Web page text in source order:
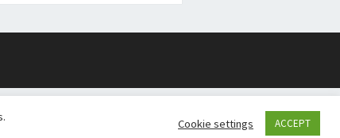
Cookie settings ACCEPT